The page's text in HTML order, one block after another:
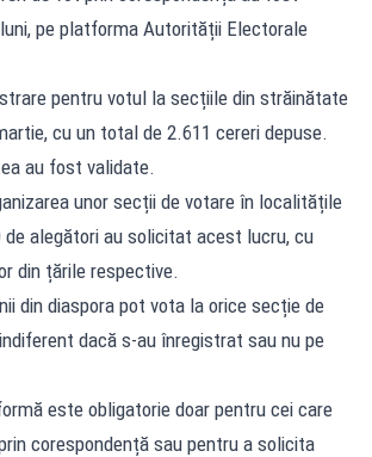
pe platforma Autorității Electorale
pentru votul la secțiile din străinătate
cu un total de 2.611 cereri depuse.
au fost validate.
unor secții de votare în localitățile
de alegători au solicitat acest lucru, cu
din țările respective.
din diaspora pot vota la orice secție de
dacă s-au înregistrat sau nu pe
este obligatorie doar pentru cei care
corespondență sau pentru a solicita